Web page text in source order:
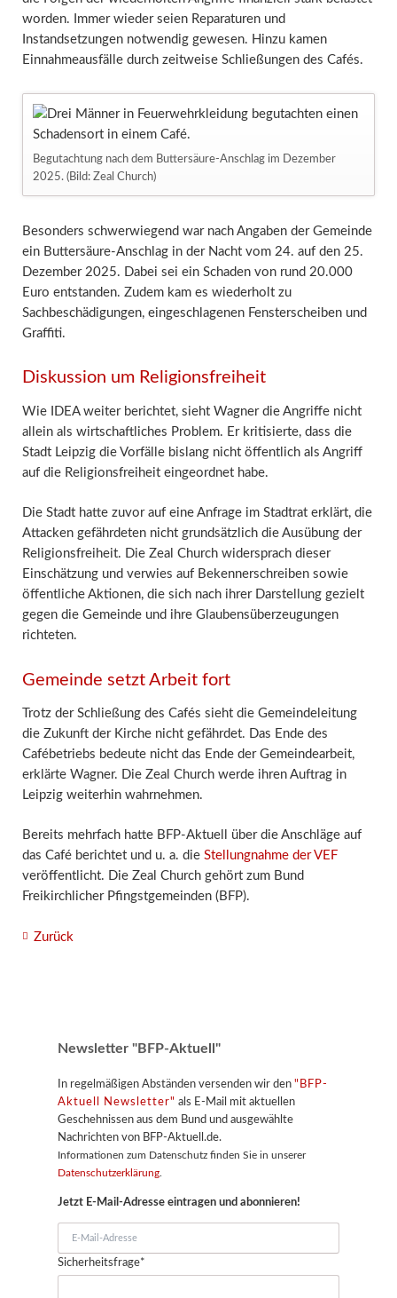
worden. Immer wieder seien Reparaturen und
Instandsetzungen notwendig gewesen. Hinzu kamen
Einnahmeausfälle durch zeitweise Schließungen des Cafés.
Begutachtung nach dem Buttersäure-Anschlag im Dezember
2025. (Bild: Zeal Church)
Besonders schwerwiegend war nach Angaben der Gemeinde
ein Buttersäure-Anschlag in der Nacht vom 24. auf den 25.
Dezember 2025. Dabei sei ein Schaden von rund 20.000
Euro entstanden. Zudem kam es wiederholt zu
Sachbeschädigungen, eingeschlagenen Fensterscheiben und
Graffiti.
Diskussion um Religionsfreiheit
Wie IDEA weiter berichtet, sieht Wagner die Angriffe nicht
allein als wirtschaftliches Problem. Er kritisierte, dass die
Stadt Leipzig die Vorfälle bislang nicht öffentlich als Angriff
auf die Religionsfreiheit eingeordnet habe.
Die Stadt hatte zuvor auf eine Anfrage im Stadtrat erklärt, die
Attacken gefährdeten nicht grundsätzlich die Ausübung der
Religionsfreiheit. Die Zeal Church widersprach dieser
Einschätzung und verwies auf Bekennerschreiben sowie
öffentliche Aktionen, die sich nach ihrer Darstellung gezielt
gegen die Gemeinde und ihre Glaubensüberzeugungen
richteten.
Gemeinde setzt Arbeit fort
Trotz der Schließung des Cafés sieht die Gemeindeleitung
die Zukunft der Kirche nicht gefährdet. Das Ende des
Cafébetriebs bedeute nicht das Ende der Gemeindearbeit,
erklärte Wagner. Die Zeal Church werde ihren Auftrag in
Leipzig weiterhin wahrnehmen.
Bereits mehrfach hatte BFP-Aktuell über die Anschläge auf
das Café berichtet und u. a. die Stellungnahme der VEF
veröffentlicht. Die Zeal Church gehört zum Bund
Freikirchlicher Pfingstgemeinden (BFP).
Zurück
Newsletter "BFP-Aktuell"
In regelmäßigen Abständen versenden wir den "BFP-
Aktuell Newsletter" als E-Mail mit aktuellen
Geschehnissen aus dem Bund und ausgewählte
Nachrichten von BFP-Aktuell.de.
Informationen zum Datenschutz finden Sie in unserer
Datenschutzerklärung.
Jetzt E-Mail-Adresse eintragen und abonnieren!
Adresse
Pflichtfeld
Sicherheitsfrage*